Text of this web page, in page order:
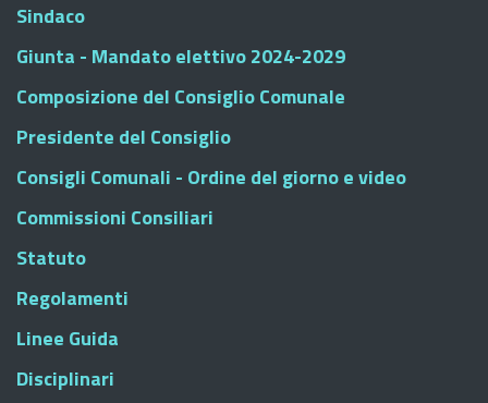
Sindaco
Giunta - Mandato elettivo 2024-2029
Composizione del Consiglio Comunale
Presidente del Consiglio
Consigli Comunali - Ordine del giorno e video
Commissioni Consiliari
Statuto
Regolamenti
Linee Guida
Disciplinari